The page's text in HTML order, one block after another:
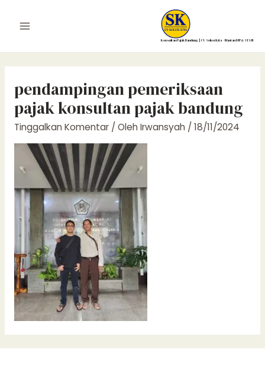
Main
Menu
Konsultan Pajak Bandung | CV Solusi Kita – Mantan DJP & STAN
pendampingan pemeriksaan
pajak konsultan pajak bandung
Tinggalkan Komentar / OlehIrwansyah / 18/11/2024